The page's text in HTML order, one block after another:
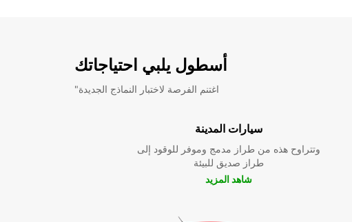
أسطول يلبي احتياجاتك
"اغتنم الفرصة لاختبار النماذج الجديدة
سيارات المدينة
وتتراوح هذه من طراز مدمج وموفر للوقود إلى
طراز صديق للبيئة
شاهد المزيد